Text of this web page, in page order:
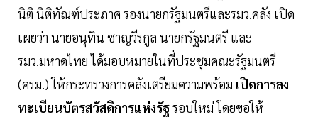
นิติ นิติทัณฑ์ประภาศ รองนายกรัฐมนตรีและรมว.คลัง เปิด
เผยว่า นายอนุทิน ชาญวีรกูล นายกรัฐมนตรี และ
รมว.มหาดไทย ได้มอบหมายในที่ประชุมคณะรัฐมนตรี
(ครม.) ให้กระทรวงการคลังเตรียมความพร้อม เปิดการลง
ทะเบียนบัตรสวัสดิการแห่งรัฐรอบใหม่ โดยขอให้